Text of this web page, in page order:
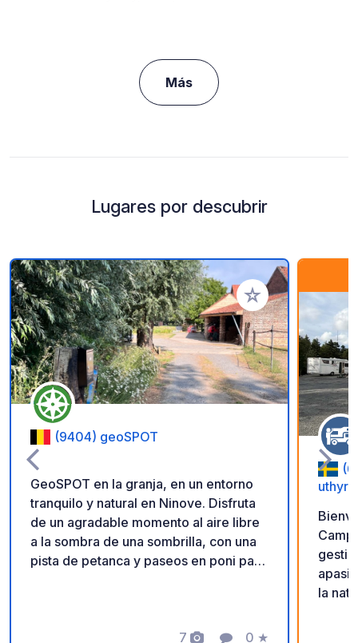
Más
Lugares por descubrir
Añadir a tus
(9404) geoSPOT
GeoSPOT en la granja, en un entorno
tranquilo y natural en Ninove. Disfruta
de un agradable momento al aire libre
a la sombra de una sombrilla, con una
pista de petanca y paseos en poni para
Recordatorio: - Recuerde registrar el
7 0 ★
Camping.
la